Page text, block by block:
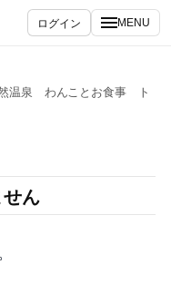
ログイン MENU
温泉 わんことお食事 ト
ん